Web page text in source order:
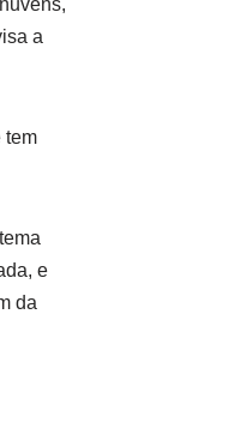
a
tem
e
da